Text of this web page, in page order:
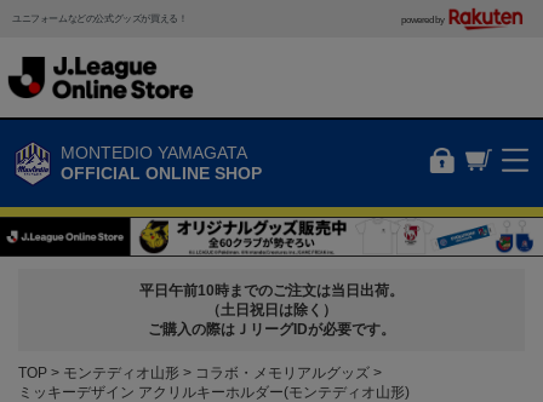
ユニフォームなどの公式グッズが買える！ powered by
MONTEDIO YAMAGATA
OFFICIAL ONLINE SHOP
平日午前10時までのご注文は当日出荷。
（土日祝日は除く）
ご購入の際はＪリーグIDが必要です。
TOP モンテディオ山形
コラボ・メモリアルグッズ
ミッキーデザイン アクリルキーホルダー(モンテディオ山形)